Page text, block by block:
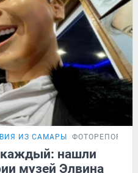
ИЗ САМАРЫ
нашли
музей Элвина